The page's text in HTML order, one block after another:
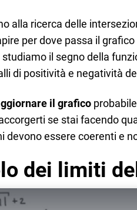
alla ricerca delle
per dove passa il
studiamo il segno della
di positività e negatività
il grafico
se stai facendo
devono essere coerenti e
dei limiti